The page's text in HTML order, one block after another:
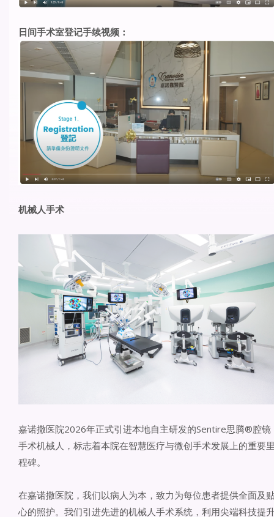
日间手术室登记手续视频：
机械人手术
嘉诺撒医院2026年正式引进本地自主研发的Sentire思腾®腔镜
手术机械人，标志着本院在智慧医疗与微创手术发展上的重要
程碑。
在嘉诺撒医院，我们以病人为本，致力为每位患者提供全面及
心的照护。我们引进先进的机械人手术系统，利用尖端科技提